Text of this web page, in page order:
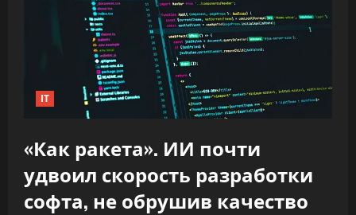
IT
«Как ракета». ИИ почти
удвоил скорость разработки
софта, не обрушив качество